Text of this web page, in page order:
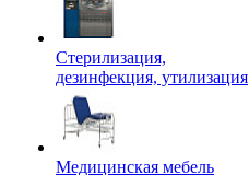
Стерилизация,
дезинфекция, утилизация
Медицинская мебель